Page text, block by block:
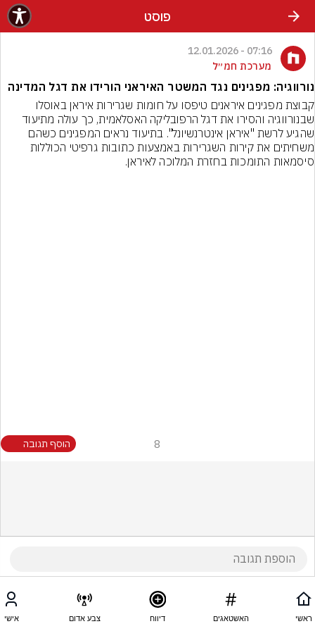
פוסט
07:16 - 12.01.2026
מערכת חמ״ל
נורווגיה: מפגינים נגד המשטר האיראני הורידו את דגל המדינה
שבנורווגיה והסירו את דגל הרפובליקה האסלאמית, כך עולה מתיעוד
סיסמאות התומכות בחזרת המלוכה לאיראן.
8 הוסף תגובה
ראשי האשטאגים דיווח צבע אדום אישי